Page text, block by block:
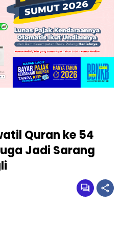
Quran ke 54
Jadi Sarang